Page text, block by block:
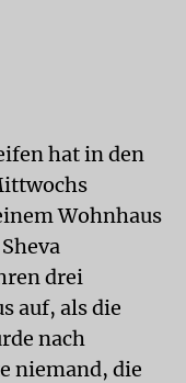
hat in den
Wohnhaus
drei
auf, als die
nach
niemand, die